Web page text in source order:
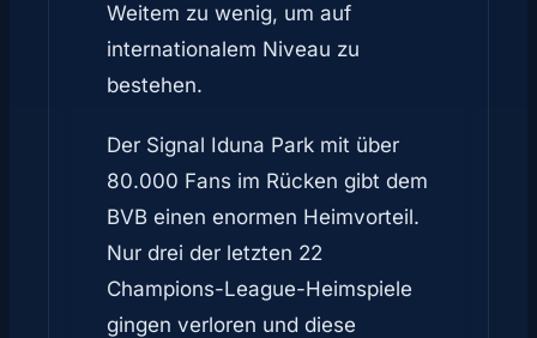
Weitem zu wenig, um auf
internationalem Niveau zu
bestehen.
Der Signal Iduna Park mit über
80.000 Fans im Rücken gibt dem
BVB einen enormen Heimvorteil.
Nur drei der letzten 22
Champions-League-Heimspiele
gingen verloren und diese